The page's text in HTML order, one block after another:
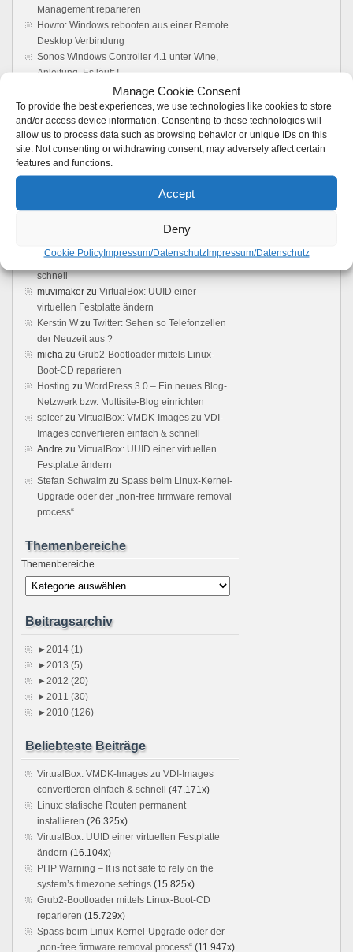
Manage Cookie Consent
To provide the best experiences, we use technologies like cookies to store
and/or access device information. Consenting to these technologies will
allow us to process data such as browsing behavior or unique IDs on this
site. Not consenting or withdrawing consent, may adversely affect certain
features and functions.
Accept
Deny
Cookie PolicyImpressum/DatenschutzImpressum/Datenschutz
Management reparieren
Howto: Windows rebooten aus einer Remote
Desktop Verbindung
Sonos Windows Controller 4.1 unter Wine,
Anleitung. Es läuft !
Feedback
Vmware server: Browser does not load user
interface - Boot PaniczuVMware 2.x: Kein
Zugriff auf die Weboberfläche möglich –
VMWare Server 2 Web Interface not loading -
Boot PaniczuVMware 2.x: Kein Zugriff auf die
Weboberfläche möglich – Loading ..
Images zu VDI-Images convertieren einfach &
schnell
muvimaker zu VirtualBox: UUID einer
virtuellen Festplatte ändern
Kerstin Wzu Twitter: Sehen so Telefonzellen
der Neuzeit aus ?
micha zu Grub2-Bootloader mittels Linux-
Boot-CD reparieren
Hosting zu WordPress 3.0 – Ein neues Blog-
Netzwerk bzw. Multisite-Blog einrichten
spicer zu VirtualBox: VMDK-Images zu VDI-
Images convertieren einfach & schnell
Andre zu VirtualBox: UUID einer virtuellen
Festplatte ändern
Stefan Schwalm zu Spass beim Linux-Kernel-
Upgrade oder der „non-free firmware removal
process“
Themenbereiche
Themenbereiche
Beitragsarchiv
► 2014 (1)
► 2013 (5)
► 2012 (20)
► 2011 (30)
► 2010 (126)
Beliebteste Beiträge
VirtualBox: VMDK-Images zu VDI-Images
convertieren einfach & schnell (47.171x)
Linux: statische Routen permanent
installieren (26.325x)
VirtualBox: UUID einer virtuellen Festplatte
ändern (16.104x)
PHP Warning – It is not safe to rely on the
system’s timezone settings (15.825x)
Grub2-Bootloader mittels Linux-Boot-CD
reparieren (15.729x)
Spass beim Linux-Kernel-Upgrade oder der
„non-free firmware removal process“ (11.947x)